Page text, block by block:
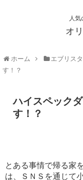
人
オ
ホーム エブリスタ
す！？
ハイスペック
す！？
とある事情で帰る家
は、ＳＮＳを通じて